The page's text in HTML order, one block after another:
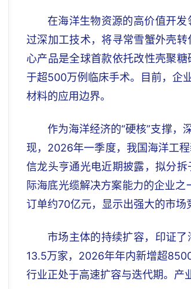
在海洋生物资源的高价值开
过深加工技术，将寻常雪蟹外壳
心产品是全球首款依托改性壳聚
于超500万例临床手术。目前，企
材料的应用边界。
作为海洋经济的“硬核”支撑，
现，2026年一季度，我国海洋工
信龙头亨通光电近期披露，拟分
际海底光缆解决方案能力的企业
订单约70亿元，显示出强大的市场
市场主体的持续扩容，印证
13.5万家，2026年年内新增超
行业正处于高速扩容与迭代期。产